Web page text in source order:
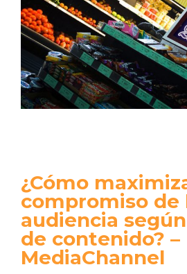
¿Cómo
compromiso de
audiencia
de contenido? –
MediaChannel